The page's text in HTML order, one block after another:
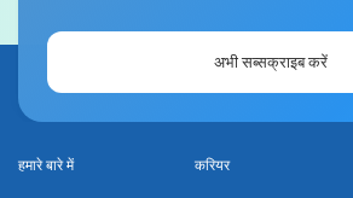
अभी सब्सक्राइब करें
हमारे बारे में करियर